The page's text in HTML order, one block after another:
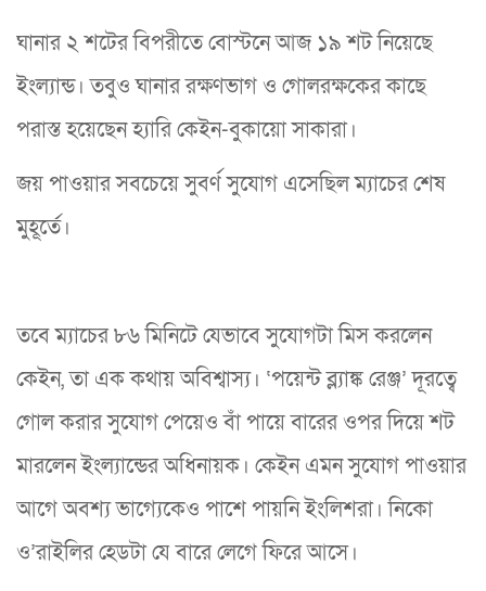
ঘানার ২ শটের বিপরীতে বোস্টনে আজ ১৯ শট নিয়েছে
ইংল্যান্ড। তবুও ঘানার রক্ষণভাগ ও গোলরক্ষকের কাছে
পরাস্ত হয়েছেন হ্যারি কেইন-বুকায়ো সাকারা।
জয় পাওয়ার সবচেয়ে সুবর্ণ সুযোগ এসেছিল ম্যাচের শেষ
মুহূর্তে।
তবে ম্যাচের ৮৬ মিনিটে যেভাবে সুযোগটা মিস করলেন
কেইন, তা এক কথায় অবিশ্বাস্য। ‘পয়েন্ট ব্ল্যাঙ্ক রেঞ্জ’ দূরত্বে
গোল করার সুযোগ পেয়েও বাঁ পায়ে বারের ওপর দিয়ে শট
মারলেন ইংল্যান্ডের অধিনায়ক। কেইন এমন সুযোগ পাওয়ার
আগে অবশ্য ভাগ্যেকেও পাশে পায়নি ইংলিশরা। নিকো
ও’রাইলির হেডটা যে বারে লেগে ফিরে আসে।